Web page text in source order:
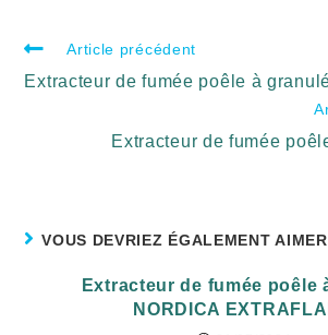
Article précédent
Extracteur de fumée poêle à
Extracteur de fumée
VOUS DEVRIEZ ÉGALEMENT AIMER
Extracteur de fumée poêle
NORDICA